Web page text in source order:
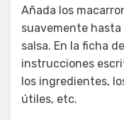
Añada los
suavemente
salsa. En la ficha
instrucciones
los ingredientes,
útiles, etc.